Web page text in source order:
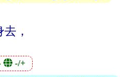
，
-/+